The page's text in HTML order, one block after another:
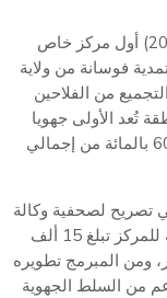
افتُتح خلال الموسم الفلاحي الحالي (2025-2026) أول مركز خاص
فوسانة من ولاية
من الفلاحين
تُعد الأولى جهويا
في إنتاج الحبوب المروية بمساهمتها بأكثر من 60 بالمائة من إجمالي
تصريح لصحفية وكالة
تونس إفريقيا للأنباء، أن طاقة الإستيعاب الأولية للمركز تبلغ 15 ألف
تُقدر بحوالي 700 ألف دينار، ومن المبرمج تطويره
من السلط الجهوية